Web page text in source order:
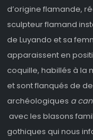
d’origine flamande,
sculpteur flamand
de Luyando et sa
apparaissent en
coquille, habillés à la
et sont flanqués de
archéologiques a
avec les blasons
gothiques qui nous